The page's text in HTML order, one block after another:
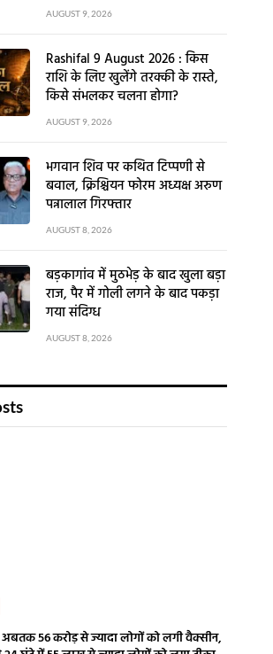
AUGUST 9, 2026
Rashifal 9 August 2026 : किस
राशि के लिए खुलेंगे तरक्की के रास्ते,
किसे संभलकर चलना होगा?
AUGUST 9, 2026
भगवान शिव पर कथित टिप्पणी से
बवाल, क्रिश्चियन फोरम अध्यक्ष अरुण
पन्नालाल गिरफ्तार
AUGUST 8, 2026
बड़कागांव में मुठभेड़ के बाद खुला बड़ा
राज, पैर में गोली लगने के बाद पकड़ा
गया संदिग्ध
AUGUST 8, 2026
56 करोड़ से ज्यादा लोगों को लगी वैक्सीन,